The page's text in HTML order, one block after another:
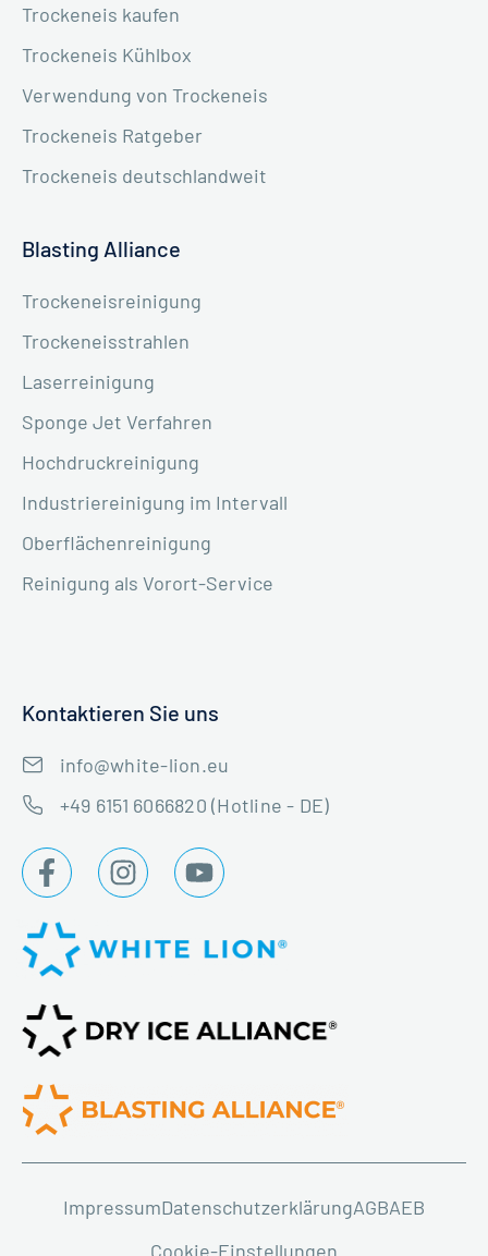
Trockeneis kaufen
Trockeneis Kühlbox
Verwendung von Trockeneis
Trockeneis Ratgeber
Trockeneis deutschlandweit
Blasting Alliance
Trockeneisreinigung
Trockeneisstrahlen
Laserreinigung
Sponge Jet Verfahren
Hochdruckreinigung
Industriereinigung im Intervall
Oberflächenreinigung
Reinigung als Vorort-Service
Kontaktieren Sie uns
info@white-lion.eu
+49 6151 6066820 (Hotline - DE)
ImpressumDatenschutzerklärungAGBAEB
Cookie-Einstellungen